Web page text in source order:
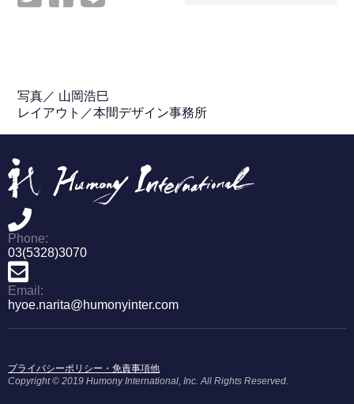
写真／ 山岡浩巳
レイアウト／本間デザイン事務所
Phone:
03(5328)3070
Email:
hyoe.narita@humonyinter.com
プライバシーポリシー・免責事項他
Copyright © 2019 Humony International, Inc. All Rights Reserved.